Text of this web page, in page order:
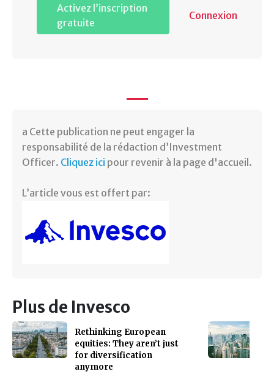
Activez l’inscription
gratuite
Connexion
a Cette publication ne peut engager la
responsabilité de la rédaction d’Investment
Officer. Cliquez ici pour revenir à la page d'accueil.
L’article vous est offert par:
Plus de Invesco
Rethinking European
equities: They aren’t just
for diversification
anymore